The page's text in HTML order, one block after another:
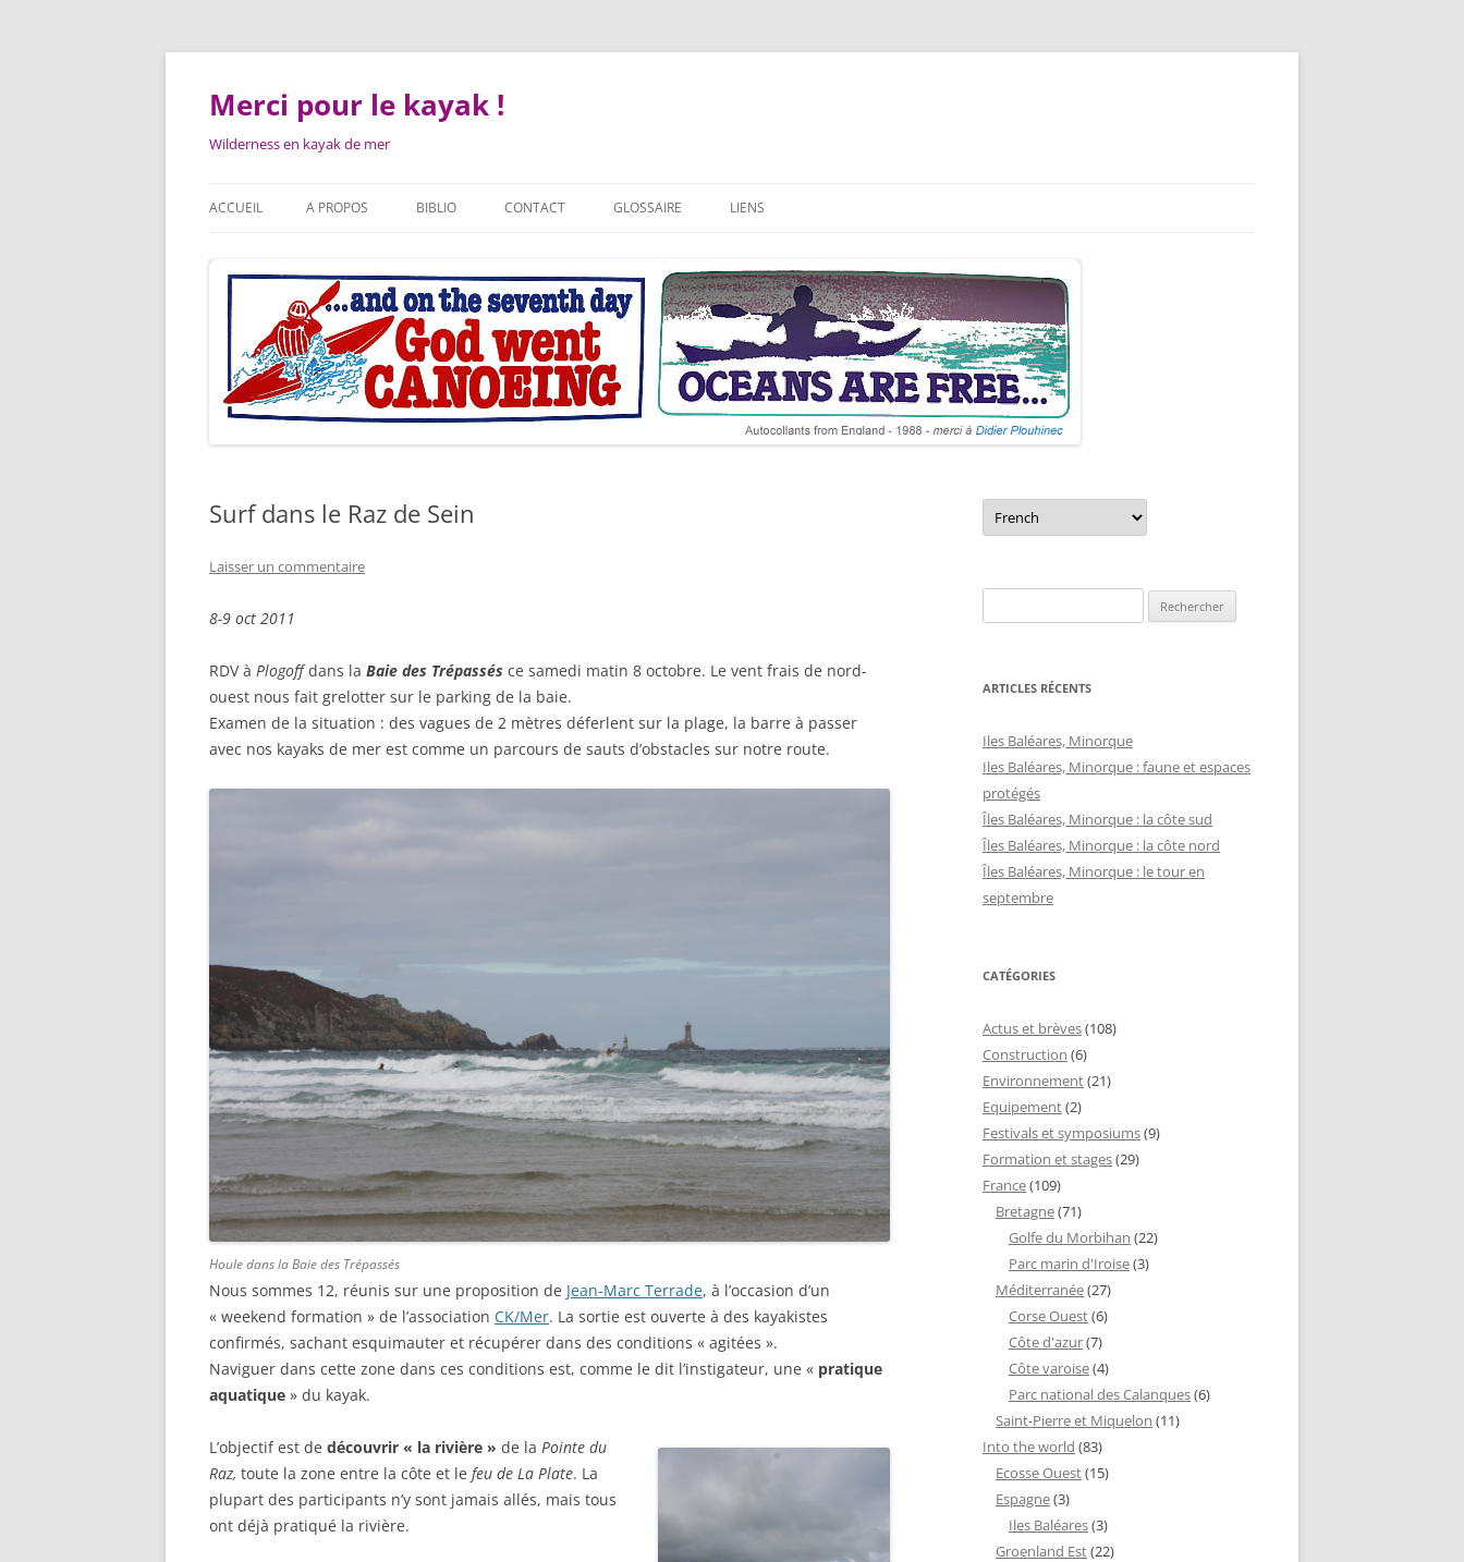
Aller
Merci pour le kayak !
Wilderness en kayak de mer
ACCUEIL A PROPOS BIBLIO CONTACT GLOSSAIRE LIENS
Surf dans le Raz de Sein
Laisser un commentaire
8-9 oct 2011
RDV à Plogoffdans la Baie des Trépassés ce samedi matin 8 octobre. Le vent frais de nord-
ouest nous fait grelotter sur le parking de la baie.
Examen de la situation : des vagues de 2 mètres déferlent sur la plage, la barre à passer
avec nos kayaks de mer est comme un parcours de sauts d’obstacles sur notre route.
Houle dans la Baie des Trépassés
Nous sommes 12, réunis sur une proposition de Jean-Marc Terrade, à l’occasion d’un
« weekend formation » de l’association CK/Mer. La sortie est ouverte à des kayakistes
confirmés, sachant esquimauter et récupérer dans des conditions « agitées ».
Naviguer dans cette zone dans ces conditions est, comme le dit l’instigateur, une « pratique
aquatique » du kayak.
L’objectif est de découvrir « la rivière » de la Pointe du
Raz, toute la zone entre la côte et le feu de La Plate. La
plupart des participants n’y sont jamais allés, mais tous
ont déjà pratiqué la rivière.
ARTICLES RÉCENTS
Iles Baléares, Minorque
Iles Baléares, Minorque : faune et espaces
protégés
Îles Baléares, Minorque : la côte sud
Îles Baléares, Minorque : la côte nord
Îles Baléares, Minorque : le tour en
septembre
CATÉGORIES
Actus et brèves(108)
Construction (6)
Environnement(21)
Equipement(2)
Festivals et symposiums(9)
Formation et stages(29)
France(109)
Bretagne(71)
Golfe du Morbihan (22)
Parc marin d'Iroise(3)
Méditerranée(27)
Corse Ouest(6)
Côte d'azur(7)
Côte varoise(4)
Parc national des Calanques(6)
Saint-Pierre et Miquelon (11)
Into the world (83)
Ecosse Ouest(15)
Espagne(3)
Iles Baléares(3)
Groenland Est(22)